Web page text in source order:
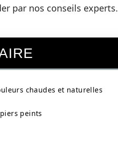
par nos conseils experts.
chaudes et naturelles
peints